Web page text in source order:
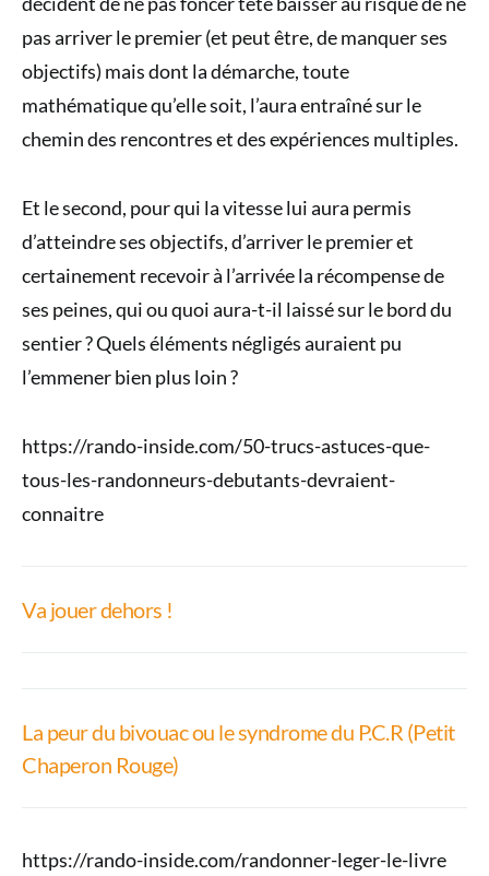
pas arriver le premier (et peut être, de manquer ses
objectifs) mais dont la démarche, toute
mathématique qu’elle soit, l’aura entraîné sur le
chemin des rencontres et des expériences multiples.
Et le second, pour qui la vitesse lui aura permis
d’atteindre ses objectifs, d’arriver le premier et
certainement recevoir à l’arrivée la récompense de
ses peines, qui ou quoi aura-t-il laissé sur le bord du
sentier ? Quels éléments négligés auraient pu
l’emmener bien plus loin ?
https://rando-inside.com/50-trucs-astuces-que-
tous-les-randonneurs-debutants-devraient-
connaitre
Va jouer dehors !
La peur du bivouac ou le syndrome du P.C.R (Petit
Chaperon Rouge)
https://rando-inside.com/randonner-leger-le-livre